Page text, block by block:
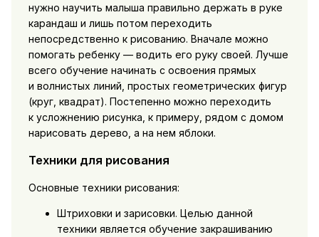
нужно научить малыша правильно держать в руке
карандаш и лишь потом переходить
непосредственно к рисованию. Вначале можно
помогать ребенку — водить его руку своей. Лучше
всего обучение начинать с освоения прямых
и волнистых линий, простых геометрических фигур
(круг, квадрат). Постепенно можно переходить
к усложнению рисунка, к примеру, рядом с домом
нарисовать дерево, а на нем яблоки.
Техники для рисования
Основные техники рисования:
Штриховки и зарисовки. Целью данной
техники является обучение закрашиванию